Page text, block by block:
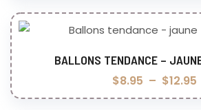
Choix des
BALLONS TENDANCE –
$8.95 – $12.95